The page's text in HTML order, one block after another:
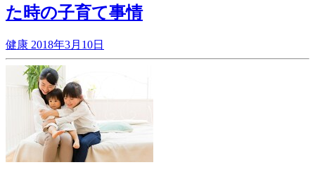
た時の子育て事情
健康 2018年3月10日